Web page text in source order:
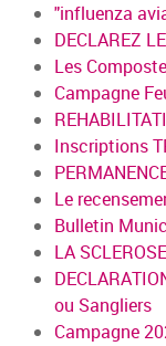
"influenza
DECLAREZ
Les
Campagne
Inscriptions
Le
Bulletin
LA
ou Sangliers
Campagne